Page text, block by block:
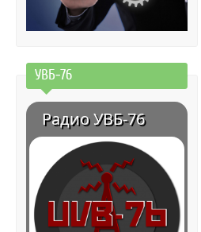
УВБ-76
Радио УВБ-76